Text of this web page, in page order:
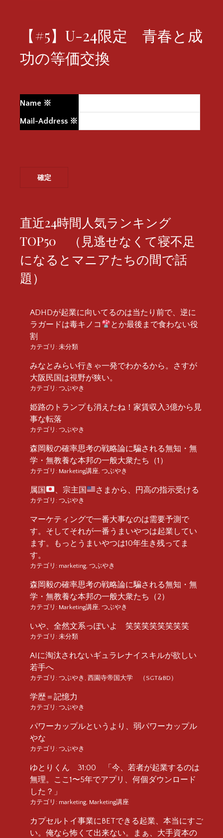
【#5】U-24限定 青春と成
功の等価交換
Name ※
Mail-Address ※
直近24時間人気ランキング
TOP50 （見逃せなくて寝不足
になるとマニアたちの間で話
題）
ADHDが起業に向いてるのは当たり前で、逆に
ラガードは毒キノコ
とか最後まで食わない役
割
カテゴリ: 未分類
みなとみらい行きゃ一発でわかるから。さすが
大阪民国は視野が狭い。
カテゴリ: つぶやき
姫路のトランプも消えたね！家賃収入3億から見
事な転落
カテゴリ: つぶやき
森岡毅の確率思考の戦略論に騙される無知・無
学・無教養な本邦の一般大衆たち（1）
カテゴリ: Marketing講座 つぶやき
属国 、宗主国 さまから、円高の指示受ける
カテゴリ: つぶやき
マーケティングで一番大事なのは需要予測で
す。そしてそれが一番うまいやつは起業してい
ます。もっとうまいやつは10年生き残ってま
す。
カテゴリ: marketing つぶやき
森岡毅の確率思考の戦略論に騙される無知・無
学・無教養な本邦の一般大衆たち（2）
カテゴリ: Marketing講座 つぶやき
いや、全然文系っぽいよ 笑笑笑笑笑笑笑笑
カテゴリ: 未分類
AIに淘汰されないギュラレナイスキルが欲しい
若手へ
カテゴリ: つぶやき 西園寺帝国大学 （SGT&BD）
学歴＝記憶力
カテゴリ: つぶやき
パワーカップルというより、弱パワーカップル
やな
カテゴリ: つぶやき
ゆとりくん 31:00 「今、若者が起業するのは
無理。ここ1〜5年でアプリ、何個ダウンロード
した？」
カテゴリ: marketing Marketing講座
カプセルトイ事業にBETできる起業、本当にすご
い。俺なら怖くて出来ない。まぁ、大手資本の